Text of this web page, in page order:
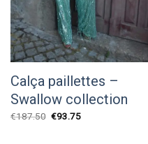
Calça paillettes –
Swallow collection
€187.50 O
€93.75O